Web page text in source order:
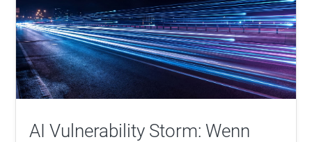
AI Vulnerability Storm: Wenn